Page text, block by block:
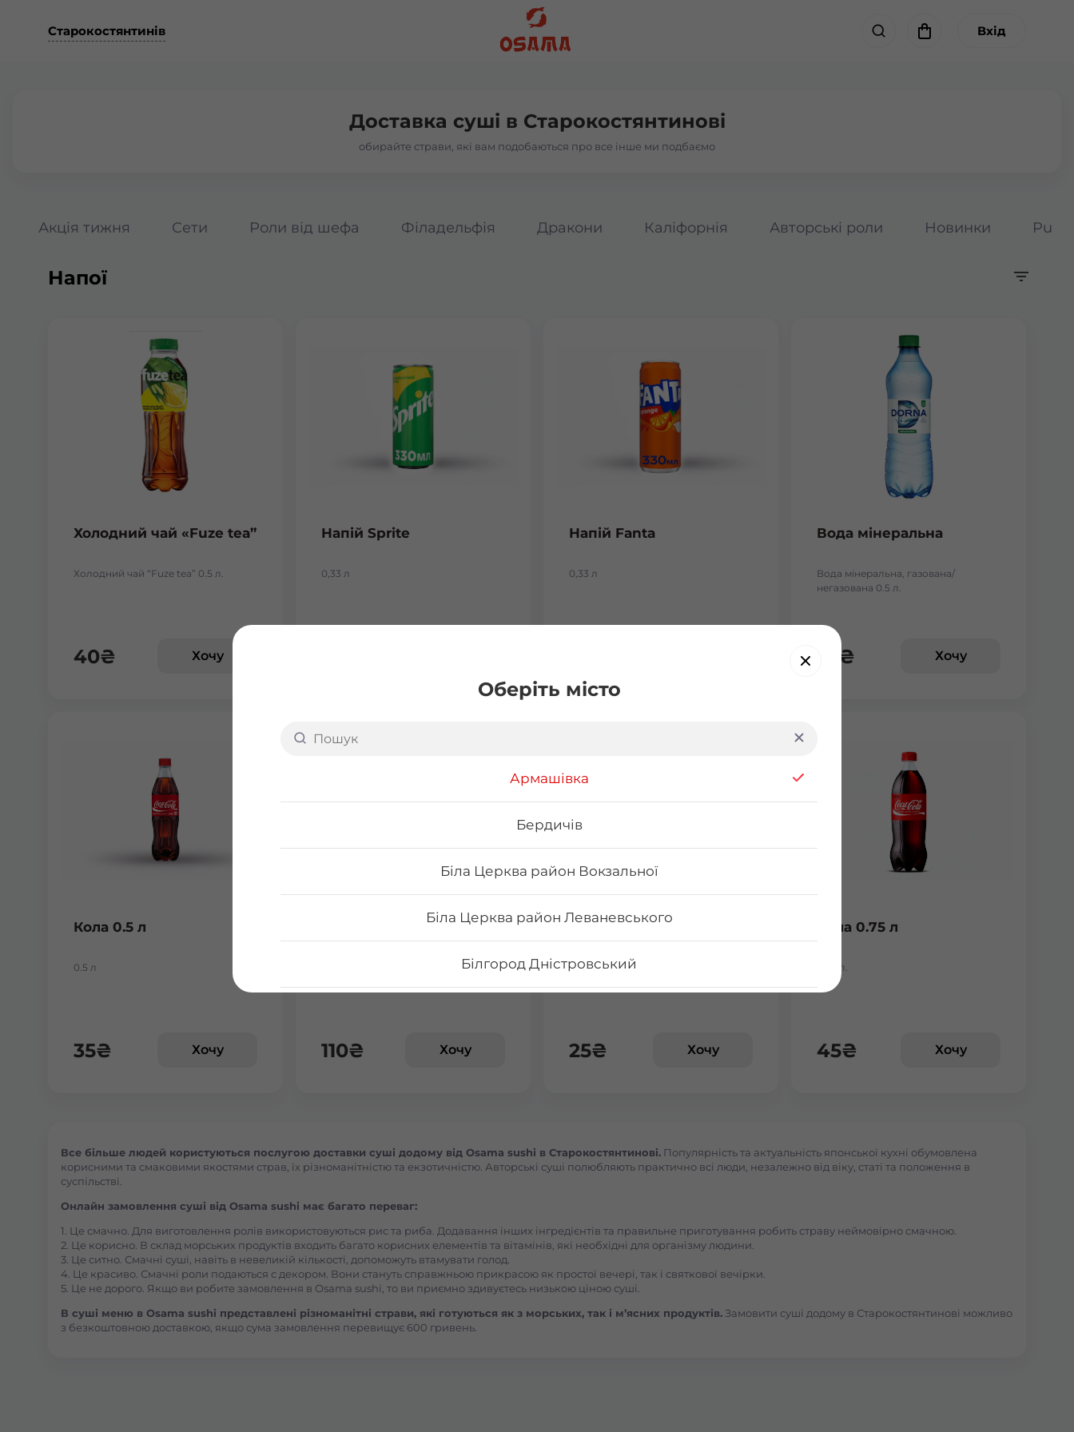
Оберіть місто
Армашівка
Бердичів
Біла Церква район Вокзальної
Біла Церква район Леваневського
Білгород Дністровський
Бориспіль Робітнича
Бровари Бульвар Незалежності Масив
Броди
Буча
Старокостянтинів Вхід
Доставка суші в Старокостянтинові
обирайте страви, які вам подобаються про все інше ми подбаємо
Акція тижня Сети Роли від шефа Філадельфія Дракони Каліфорнія Авторські роли Новинки
Напої
Холодний чай «Fuze tea”
Холодний чай “Fuze tea” 0.5 л.
40₴ Хочу
Напій Sprite
0,33 л
Напій Fanta
0,33 л
Вода мінеральна
Вода мінеральна, газована/
негазована 0.5 л.
₴ Хочу
Кола 0.5 л
0.5 л
35₴ Хочу 110₴ Хочу
Вода негазована та
0.5 л
25₴ Хочу
Кола 0.75 л
0.75 л.
45₴ Хочу
Все більше людей користуються послугою доставки суші додому від Osama sushi в Старокостянтинові. Популярність та актуальність японської кухні обумовлена
корисними та смаковими якостями страв, їх різноманітністю та екзотичністю. Авторські суші полюбляють практично всі люди, незалежно від віку, статі та положення в
суспільстві.
Онлайн замовлення суші від Osama sushi має багато переваг:
1. Це смачно. Для виготовлення ролів використовуються рис та риба. Додавання інших інгредієнтів та правильне приготування робить страву неймовірно смачною.
2. Це корисно. В склад морських продуктів входить багато корисних елементів та вітамінів, які необхідні для організму людини.
3. Це ситно. Смачні суші, навіть в невеликій кількості, допоможуть втамувати голод.
4. Це красиво. Смачні роли подаються с декором. Вони стануть справжньою прикрасою як простої вечері, так і святкової вечірки.
5. Це не дорого. Якщо ви робите замовлення в Osama sushi, то ви приємно здивуєтесь низькою ціною суші.
В суші меню в Osama sushi представлені різноманітні страви, які готуються як з морських, так і м’ясних продуктів. Замовити суші додому в Старокостянтинові можливо
з безкоштовною доставкою, якщо сума замовлення перевищує 600 гривень.